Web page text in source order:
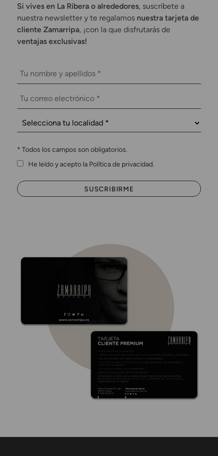
Si vives en La Ribera o alrededores, suscríbete a
nuestra newsletter y te regalamos nuestra tarjeta de
cliente Zamarripa, ¡con la que disfrutarás de
ventajas exclusivas!
* Todos los campos son obligatorios.
He leído y acepto la Política de privacidad.